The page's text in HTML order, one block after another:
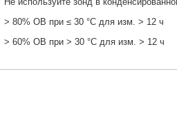
> 80% ОВ при ≤ 30 °C для изм. > 12 ч
> 60% ОВ при > 30 °C для изм. > 12 ч